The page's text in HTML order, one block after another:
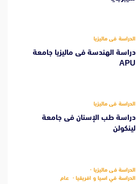
الدراسة فى ماليزيا
دراسة الهندسة فى ماليزيا جامعة
APU
الدراسة فى ماليزيا
دراسة طب الإسنان فى جامعة
لينكولن
الدراسة فى ماليزيا
الدراسة في اسيا و افريقيا
عام